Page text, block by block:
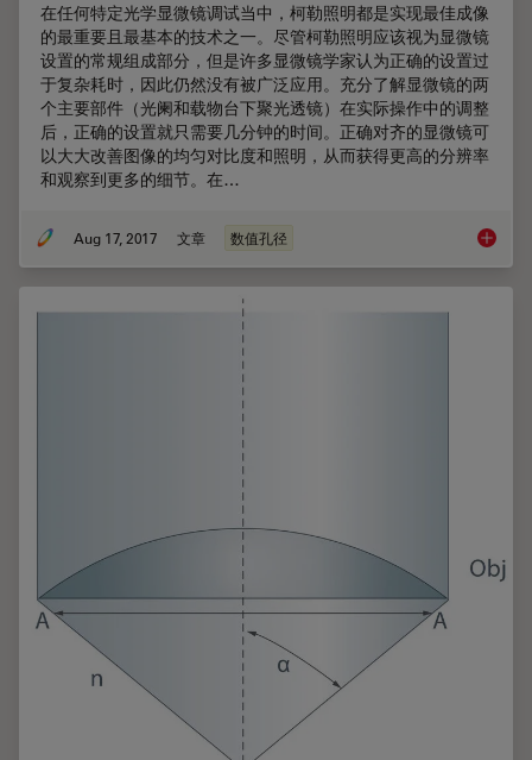
在任何特定光学显微镜调试当中，柯勒照明都是实现最佳成像
的最重要且最基本的技术之一。尽管柯勒照明应该视为显微镜
设置的常规组成部分，但是许多显微镜学家认为正确的设置过
于复杂耗时，因此仍然没有被广泛应用。充分了解显微镜的两
个主要部件（光阑和载物台下聚光透镜）在实际操作中的调整
后，正确的设置就只需要几分钟的时间。正确对齐的显微镜可
以大大改善图像的均匀对比度和照明，从而获得更高的分辨率
和观察到更多的细节。在…
Aug 17, 2017 文章 数值孔径 柯勒照